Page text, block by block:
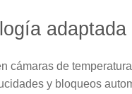
adaptada
cámaras de
y bloqueos